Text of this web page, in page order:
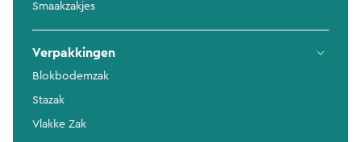
Smaakzakjes
Verpakkingen
Blokbodemzak
Stazak
Vlakke Zak